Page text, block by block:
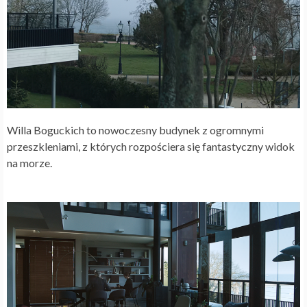
Willa Boguckich to nowoczesny budynek z ogromnymi
przeszkleniami, z których rozpościera się fantastyczny widok
na morze.